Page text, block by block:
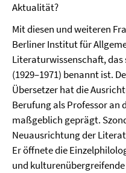
Aktualität?
Mit diesen und weiteren
Berliner Institut für
Literaturwissenschaft, das
(1929–1971) benannt ist.
Übersetzer hat die
Berufung als Professor an
maßgeblich geprägt.
Neuausrichtung der
Er öffnete die
und